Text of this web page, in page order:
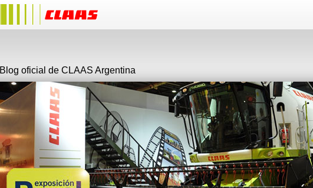
Blog oficial de CLAAS Argentina